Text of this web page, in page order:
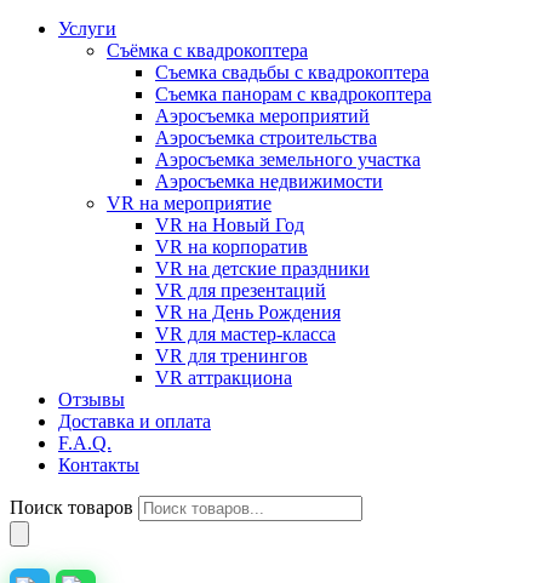
Услуги
Съёмка с квадрокоптера
Съемка свадьбы с квадрокоптера
Съемка панорам с квадрокоптера
Аэросъемка мероприятий
Аэросъемка строительства
Аэросъемка земельного участка
Аэросъемка недвижимости
VR на мероприятие
VR на Новый Год
VR на корпоратив
VR на детские праздники
VR для презентаций
VR на День Рождения
VR для мастер-класса
VR для тренингов
VR аттракциона
Отзывы
Доставка и оплата
F.A.Q.
Контакты
Поиск товаров